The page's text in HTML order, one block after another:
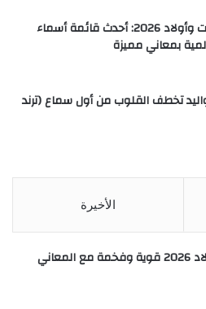
أسماء بنات وأولاد 2026: أحدث قائمة أسماء
بمعاني مميزة
تخطف القلوب من أول سماع (ترند
الأخيرة